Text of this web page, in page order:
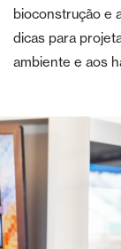
bioconstrução e
dicas para
ambiente e aos